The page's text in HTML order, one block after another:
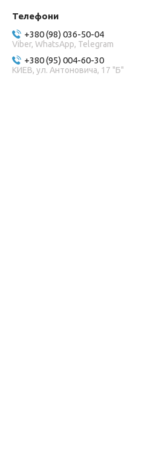
+380 (98) 036-50-04
Viber, WhatsApp, Telegram
+380 (95) 004-60-30
КИЕВ, ул. Антоновича, 17 "Б"